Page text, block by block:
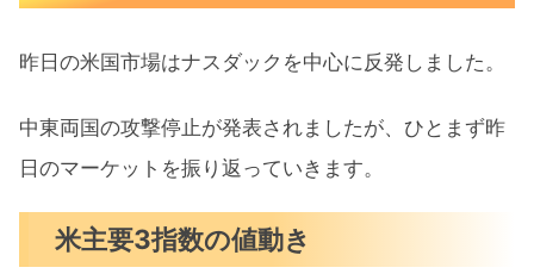
為替（ドル円）
S&P500ヒートマップ
セクター別パフォーマンス
S&P500チャート分析
米国市場のトピックス
昨日の米国市場はナスダックを中心に反発しました。
中東両国の攻撃停止が発表されましたが、ひとまず昨
日のマーケットを振り返っていきます。
米主要3指数の値動き